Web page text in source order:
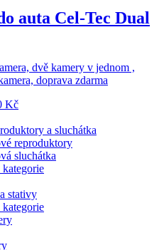
auta Cel-Tec Dual
dvě kamery v jednom ,
doprava zdarma
Kč
a sluchátka
reproduktory
sluchátka
stativy